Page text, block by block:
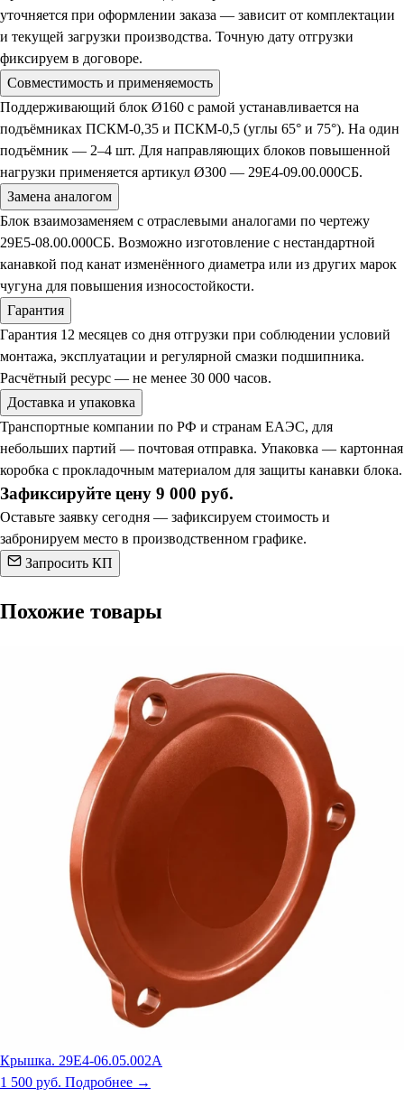
уточняется при оформлении заказа — зависит от комплектации
и текущей загрузки производства. Точную дату отгрузки
фиксируем в договоре.
Совместимость и применяемость
Поддерживающий блок Ø160 с рамой устанавливается на
подъёмниках ПСКМ-0,35 и ПСКМ-0,5 (углы 65° и 75°). На один
подъёмник — 2–4 шт. Для направляющих блоков повышенной
нагрузки применяется артикул Ø300 — 29Е4-09.00.000СБ.
Замена аналогом
Блок взаимозаменяем с отраслевыми аналогами по чертежу
29Е5-08.00.000СБ. Возможно изготовление с нестандартной
канавкой под канат изменённого диаметра или из других марок
чугуна для повышения износостойкости.
Гарантия
Гарантия 12 месяцев со дня отгрузки при соблюдении условий
монтажа, эксплуатации и регулярной смазки подшипника.
Расчётный ресурс — не менее 30 000 часов.
Доставка и упаковка
Транспортные компании по РФ и странам ЕАЭС, для
небольших партий — почтовая отправка. Упаковка — картонная
коробка с прокладочным материалом для защиты канавки блока.
Зафиксируйте цену 9 000 руб.
Оставьте заявку сегодня — зафиксируем стоимость и
забронируем место в производственном графике.
Запросить КП
Похожие товары
Крышка. 29Е4-06.05.002А
1 500 руб. Подробнее →